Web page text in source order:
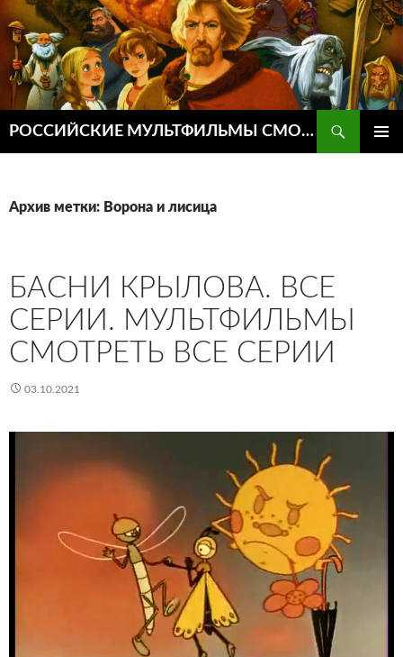
РОССИЙСКИЕ МУЛЬТФИЛЬМЫ СМОТРЕТЬ ОНЛАЙН
Архив метки: Ворона и лисица
БАСНИ КРЫЛОВА. ВСЕ
СЕРИИ. МУЛЬТФИЛЬМЫ
СМОТРЕТЬ ВСЕ СЕРИИ
03.10.2021